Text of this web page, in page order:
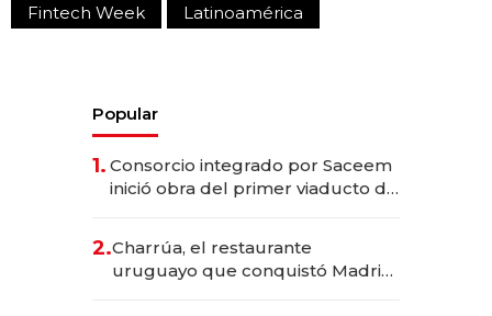
Fintech Week
Latinoamérica
Popular
1. Consorcio integrado por Saceem
inició obra del primer viaducto de
millones
2.Charrúa, el restaurante
uruguayo que conquistó Madrid: